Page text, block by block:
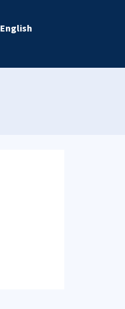
English